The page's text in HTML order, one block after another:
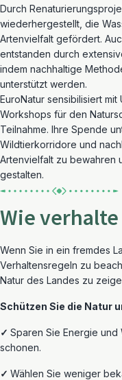
Durch
wiederhergestellt, die
Artenvielfalt gefördert.
entstanden durch
indem nachhaltige
unterstützt werden.
EuroNatur sensibilisiert
Workshops für den
Teilnahme. Ihre Spende
Wildtierkorridore und
Artenvielfalt zu bewahren
gestalten.
Wie
Wenn Sie in ein fremdes
Verhaltensregeln zu
Natur des Landes zu
Schützen Sie die Natur
✓ Sparen Sie Energie und
schonen.
✓ Wählen Sie weniger